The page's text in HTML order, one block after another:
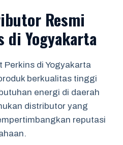
Resmi
di Yogyakarta
di Yogyakarta
berkualitas tinggi
energi di daerah
distributor yang
reputasi